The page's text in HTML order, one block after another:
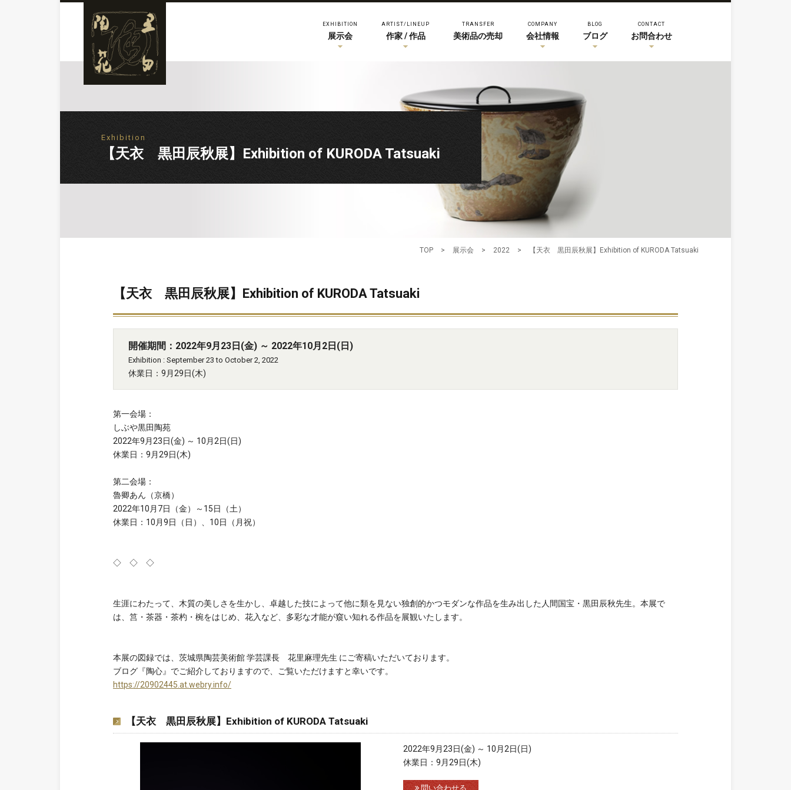
EXHIBITION
展示会
ARTIST/LINEUP
作家 / 作品
TRANSFER
美術品の売却
COMPANY
会社情報
BLOG
ブログ
CONTACT
お問合わせ
Exhibition
【天衣 黒田辰秋展】Exhibition of KURODA Tatsuaki
TOP > 展示会 > 2022 > 【天衣 黒田辰秋展】Exhibition of KURODA Tatsuaki
【天衣 黒田辰秋展】Exhibition of KURODA Tatsuaki
開催期間：2022年9月23日(金) ～ 2022年10月2日(日)
Exhibition : September 23 to October 2, 2022
休業日：9月29日(木)
第一会場：
しぶや黒田陶苑
2022年9月23日(金) ～ 10月2日(日)
休業日：9月29日(木)
第二会場：
魯卿あん（京橋）
2022年10月7日（金）～15日（土）
休業日：10月9日（日）、10日（月祝）
◇ ◇ ◇
生涯にわたって、木質の美しさを生かし、卓越した技によって他に類を見ない独創的かつモダンな作品を生み出した人間国宝・黒田辰秋先生。本展で
は、筥・茶器・茶杓・椀をはじめ、花入など、多彩な才能が窺い知れる作品を展観いたします。
本展の図録では、茨城県陶芸美術館 学芸課長 花里麻理先生 にご寄稿いただいております。
ブログ『陶心』でご紹介しておりますので、ご覧いただけますと幸いです。
https://20902445.at.webry.info/
【天衣 黒田辰秋展】Exhibition of KURODA Tatsuaki
2022年9月23日(金) ～ 10月2日(日)
休業日：9月29日(木)
問い合わせる